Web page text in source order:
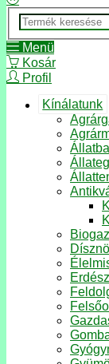
Menü
Kosár
Profil
Kínálatunk